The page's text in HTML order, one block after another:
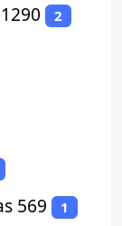
2
569 1